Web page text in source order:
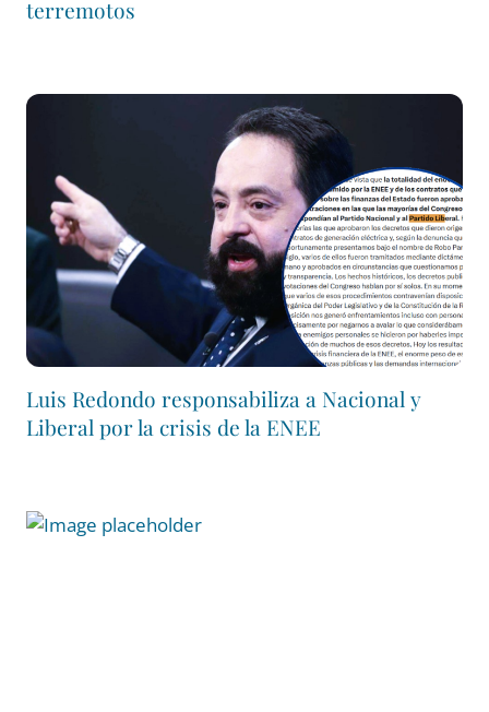
terremotos
Luis Redondo responsabiliza a Nacional y
Liberal por la crisis de la ENEE